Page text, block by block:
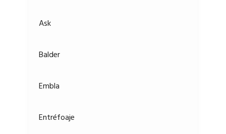
Ask
Balder
Embla
Entréfoaje